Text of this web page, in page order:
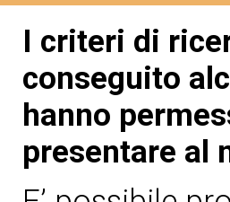
I criteri di
conseguito
hanno
presentare al